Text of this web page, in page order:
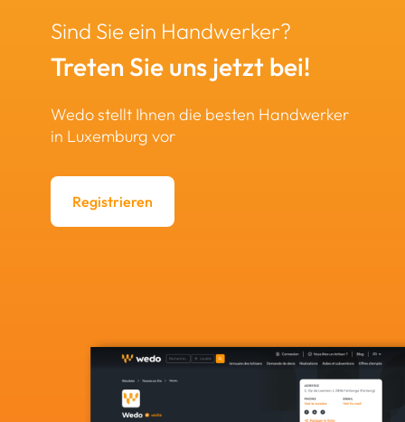
Sind Sie ein Handwerker?
Treten Sie uns jetzt bei!
Wedo stellt Ihnen die besten Handwerker
in Luxemburg vor
Registrieren